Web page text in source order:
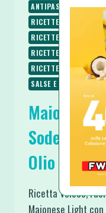
ANTIPASTI E
RICETTE
RICETTE PROTEICHE
RICETTE SENZA
RICETTE SENZA
SALSE E CONDIMENTI
Maionese
Sode e
Olio
Ricetta Veloce,
Maionese Light